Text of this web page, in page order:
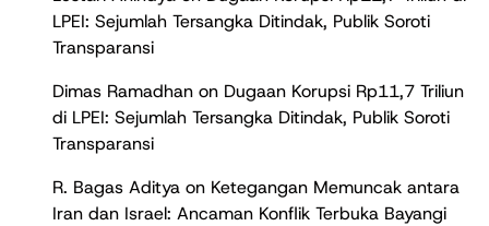
LPEI: Sejumlah Tersangka Ditindak, Publik Soroti
Transparansi
Dimas Ramadhan on Dugaan Korupsi Rp11,7 Triliun
di LPEI: Sejumlah Tersangka Ditindak, Publik Soroti
Transparansi
R. Bagas Aditya on Ketegangan Memuncak antara
Iran dan Israel: Ancaman Konflik Terbuka Bayangi